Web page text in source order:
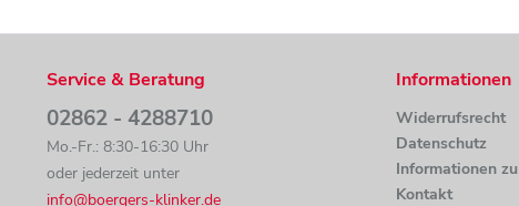
Service & Beratung
02862 - 4288710
Mo.-Fr.: 8:30-16:30 Uhr
oder jederzeit unter
info@boergers-klinker.de
Informationen
Widerrufsrecht
Datenschutz
Informationen
Kontakt